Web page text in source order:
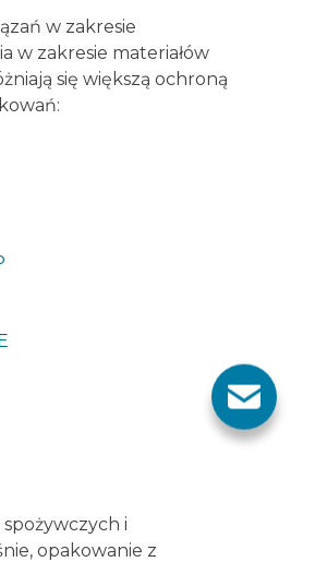
w zakresie
w zakresie materiałów
się większą ochroną
i
opakowanie z